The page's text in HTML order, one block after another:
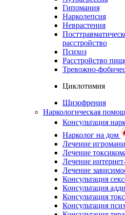
Гипомания
Нарколепсия
Неврастения
расстройство
Психоз
Расстройство
Тревожно-
Циклотимия
Шизофрения
Наркологическая
Консультация
Нарколог на дом
Лечение
Лечение
Лечение
Лечение
Консультация
Консультация
Консультация
Консультация